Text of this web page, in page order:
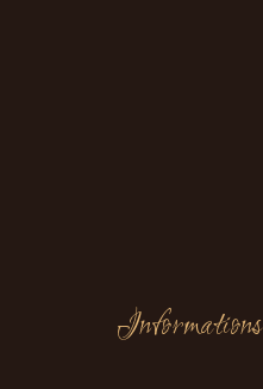
Informations